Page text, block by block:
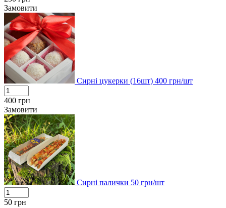
Замовити
Сирні цукерки (16шт) 400 грн/шт
400 грн
Замовити
Сирні палички 50 грн/шт
50 грн